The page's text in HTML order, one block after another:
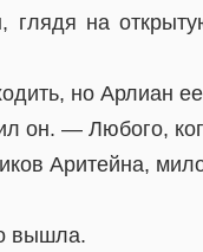
на
но Арлиан
он. — Любого,
Аритейна,
вышла.